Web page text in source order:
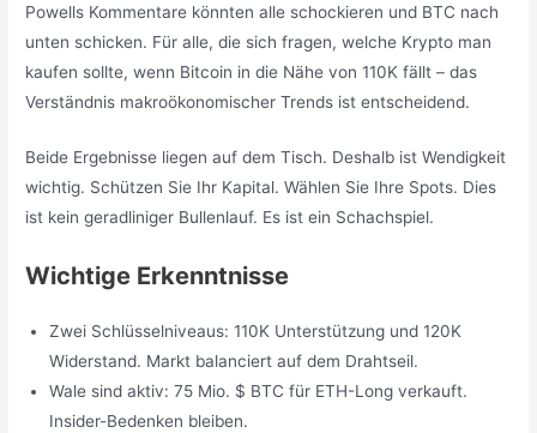
Powells Kommentare könnten alle schockieren und BTC nach
unten schicken. Für alle, die sich fragen, welche Krypto man
kaufen sollte, wenn Bitcoin in die Nähe von 110K fällt – das
Verständnis makroökonomischer Trends ist entscheidend.
Beide Ergebnisse liegen auf dem Tisch. Deshalb ist Wendigkeit
wichtig. Schützen Sie Ihr Kapital. Wählen Sie Ihre Spots. Dies
ist kein geradliniger Bullenlauf. Es ist ein Schachspiel.
Wichtige Erkenntnisse
Zwei Schlüsselniveaus: 110K Unterstützung und 120K
Widerstand. Markt balanciert auf dem Drahtseil.
Wale sind aktiv: 75 Mio. $ BTC für ETH-Long verkauft.
Insider-Bedenken bleiben.